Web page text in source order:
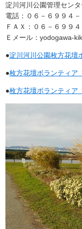
淀川河川公園管理セン
電話：０６－６９９４－
ＦＡＸ：０６－６９９
Ｅメール：yodogawa-
●淀川河川公園枚方花壇
●枚方花壇ボランティア
●枚方花壇ボランティア